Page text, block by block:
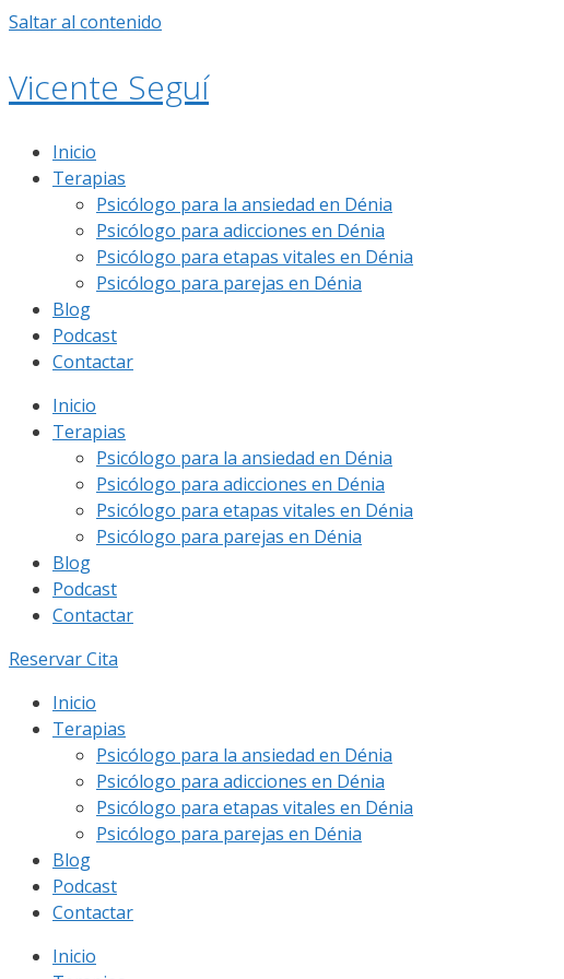
Saltar al contenido
Vicente Seguí
Inicio
Terapias
Psicólogo para la ansiedad en Dénia
Psicólogo para adicciones en Dénia
Psicólogo para etapas vitales en Dénia
Psicólogo para parejas en Dénia
Blog
Podcast
Contactar
Inicio
Terapias
Psicólogo para la ansiedad en Dénia
Psicólogo para adicciones en Dénia
Psicólogo para etapas vitales en Dénia
Psicólogo para parejas en Dénia
Blog
Podcast
Contactar
Reservar Cita
Inicio
Terapias
Psicólogo para la ansiedad en Dénia
Psicólogo para adicciones en Dénia
Psicólogo para etapas vitales en Dénia
Psicólogo para parejas en Dénia
Blog
Podcast
Contactar
Inicio